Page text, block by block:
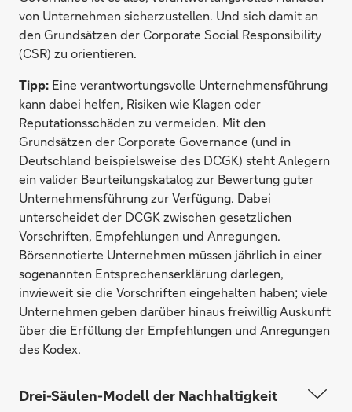
von Unternehmen sicherzustellen. Und sich damit an
den Grundsätzen der Corporate Social Responsibility
(CSR) zu orientieren.
Tipp: Eine verantwortungsvolle Unternehmensführung
kann dabei helfen, Risiken wie Klagen oder
Reputationsschäden zu vermeiden. Mit den
Grundsätzen der Corporate Governance (und in
Deutschland beispielsweise des DCGK) steht Anlegern
ein valider Beurteilungskatalog zur Bewertung guter
Unternehmensführung zur Verfügung. Dabei
unterscheidet der DCGK zwischen gesetzlichen
Vorschriften, Empfehlungen und Anregungen.
Börsennotierte Unternehmen müssen jährlich in einer
sogenannten Entsprechenserklärung darlegen,
inwieweit sie die Vorschriften eingehalten haben; viele
Unternehmen geben darüber hinaus freiwillig Auskunft
über die Erfüllung der Empfehlungen und Anregungen
des Kodex.
Drei-Säulen-Modell der Nachhaltigkeit